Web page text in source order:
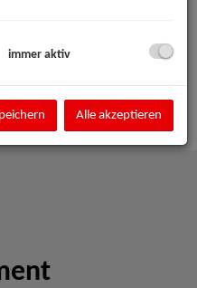
immer aktiv
Alle akzeptieren